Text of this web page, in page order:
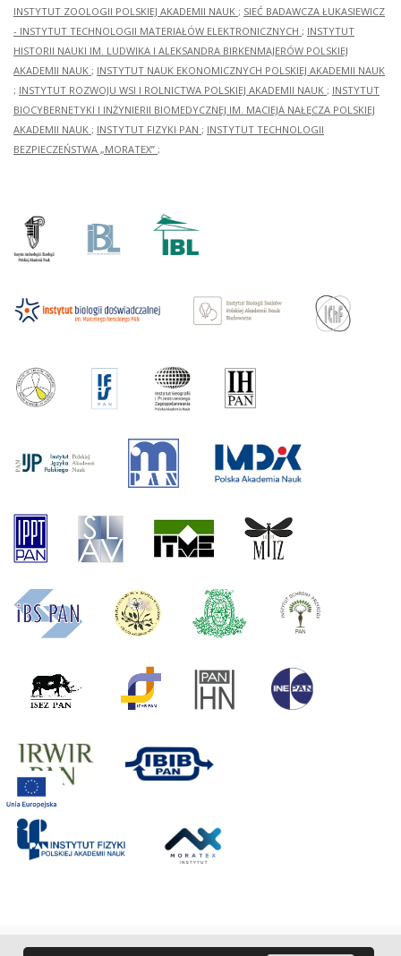
INSTYTUT ZOOLOGII POLSKIEJ AKADEMII NAUK ; SIEĆ BADAWCZA ŁUKASIEWICZ
- INSTYTUT TECHNOLOGII MATERIAŁÓW ELEKTRONICZNYCH ; INSTYTUT
HISTORII NAUKI IM. LUDWIKA I ALEKSANDRA BIRKENMAJERÓW POLSKIEJ
AKADEMII NAUK ; INSTYTUT NAUK EKONOMICZNYCH POLSKIEJ AKADEMII NAUK
; INSTYTUT ROZWOJU WSI I ROLNICTWA POLSKIEJ AKADEMII NAUK ; INSTYTUT
BIOCYBERNETYKI I INŻYNIERII BIOMEDYCZNEJ IM. MACIEJA NAŁĘCZA POLSKIEJ
AKADEMII NAUK ; INSTYTUT FIZYKI PAN ; INSTYTUT TECHNOLOGII
BEZPIECZEŃSTWA „MORATEX” ;